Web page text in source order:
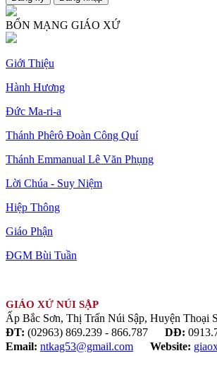
BỔN MẠNG GIÁO XỨ
Giới Thiệu
Hành Hương
Đức Ma-ri-a
Thánh Phêrô Đoàn Công Quí
Thánh Emmanual Lê Văn Phụng
Lời Chúa - Suy Niệm
Hiệp Thông
Giáo Phận
ĐGM Bùi Tuần
GIÁO XỨ NÚI SẬP
Ấp Bắc Sơn, Thị Trấn Núi Sập, Huyện Thoại
ĐT: (02963) 869.239 - 866.787 DĐ:
Email: ntkag53@gmail.com Website: